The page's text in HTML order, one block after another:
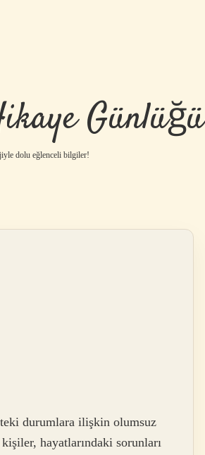
Günlüğü
dolu eğlenceli bilgiler!
durumlara ilişkin olumsuz
hayatlarındaki sorunları